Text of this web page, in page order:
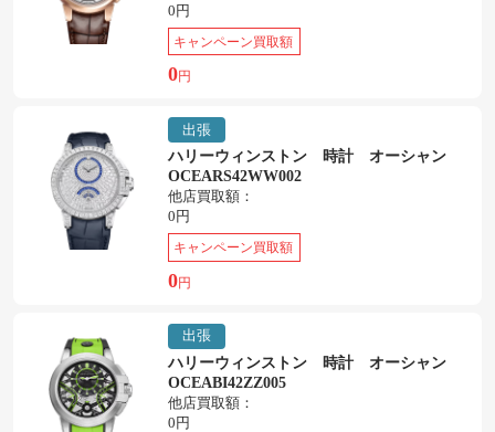
0円
キャンペーン買取額
0円
出張
ハリーウィンストン 時計 オーシャン
OCEARS42WW002
他店買取額：
0円
キャンペーン買取額
0円
出張
ハリーウィンストン 時計 オーシャン
OCEABI42ZZ005
他店買取額：
0円